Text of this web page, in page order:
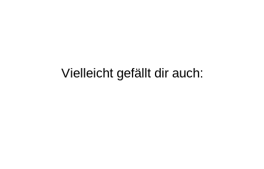
Vielleicht gefällt dir auch: